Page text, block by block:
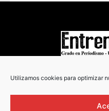
Utilizamos cookies para optimizar